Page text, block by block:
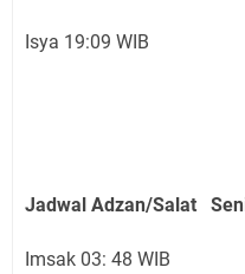
Isya 19:09 WIB
Jadwal Adzan/Salat
Imsak 03: 48 WIB